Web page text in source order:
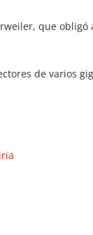
que obligó
de varios